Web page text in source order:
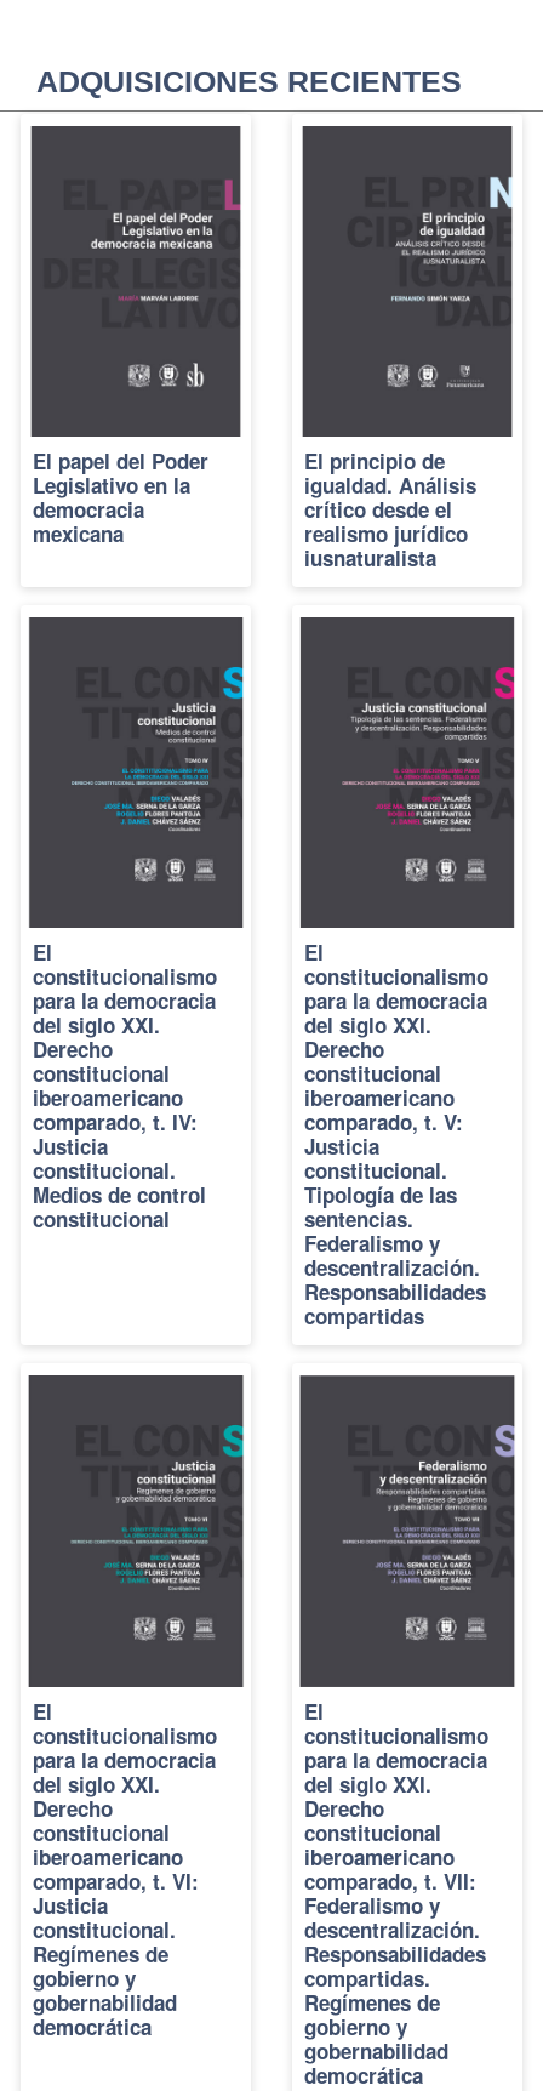
ADQUISICIONES RECIENTES
El papel del Poder
Legislativo en la
democracia
mexicana
El principio de
igualdad. Análisis
crítico desde el
realismo jurídico
iusnaturalista
El
constitucionalismo
para la democracia
del siglo XXI.
Derecho
constitucional
iberoamericano
comparado, t. IV:
Justicia
constitucional.
Medios de control
constitucional
El
constitucionalismo
para la democracia
del siglo XXI.
Derecho
constitucional
iberoamericano
comparado, t. V:
Justicia
constitucional.
Tipología de las
sentencias.
Federalismo y
descentralización.
Responsabilidades
compartidas
El
constitucionalismo
para la democracia
del siglo XXI.
Derecho
constitucional
iberoamericano
comparado, t. VI:
Justicia
constitucional.
Regímenes de
gobierno y
gobernabilidad
democrática
El
constitucionalismo
para la democracia
del siglo XXI.
Derecho
constitucional
iberoamericano
comparado, t. VII:
Federalismo y
descentralización.
Responsabilidades
compartidas.
Regímenes de
gobierno y
gobernabilidad
democrática